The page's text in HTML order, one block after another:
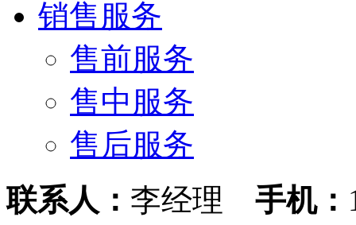
销售服务
售前服务
售中服务
售后服务
联系人： 李经理 手机：